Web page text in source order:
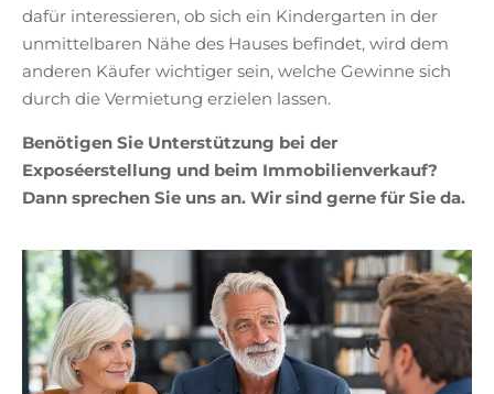
dafür interessieren, ob sich ein Kindergarten in der
unmittelbaren Nähe des Hauses befindet, wird dem
anderen Käufer wichtiger sein, welche Gewinne sich
durch die Vermietung erzielen lassen.
Benötigen Sie Unterstützung bei der
Exposéerstellung und beim Immobilienverkauf?
Dann sprechen Sie uns an. Wir sind gerne für Sie da.